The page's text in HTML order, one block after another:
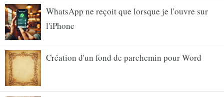
WhatsApp ne reçoit que lorsque je l'ouvre sur
l'iPhone
Création d'un fond de parchemin pour Word